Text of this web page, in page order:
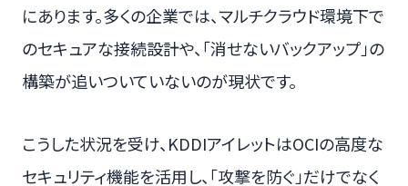
にあります。多くの企業では、マルチクラウド環境下で
のセキュアな接続設計や、「消せないバックアップ」の
構築が追いついていないのが現状です。
こうした状況を受け、KDDIアイレットはOCIの高度な
セキュリティ機能を活用し、「攻撃を防ぐ」だけでなく